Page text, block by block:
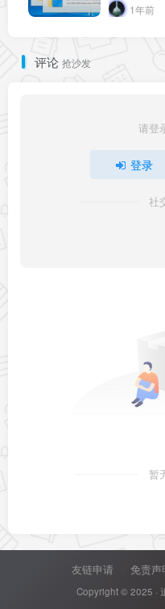
1年前
评论 抢沙发
请登
登录
社
暂
友链申请 免责声
Copyright © 2025 ·